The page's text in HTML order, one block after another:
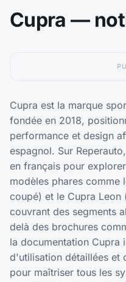
Cupra —
Cupra est la marque
fondée en 2018,
performance et design
espagnol. Sur
en français pour
modèles phares comme
coupé) et le Cupra
couvrant des segments
delà des brochures
la documentation Cupra
d'utilisation détaillées et
pour maîtriser tous les